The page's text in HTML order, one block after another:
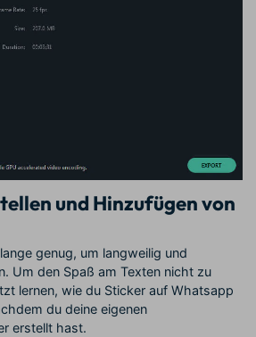
und Hinzufügen von
genug, um langweilig und
Um den Spaß am Texten nicht zu
lernen, wie du Sticker auf Whatsapp
du deine eigenen
erstellt hast.